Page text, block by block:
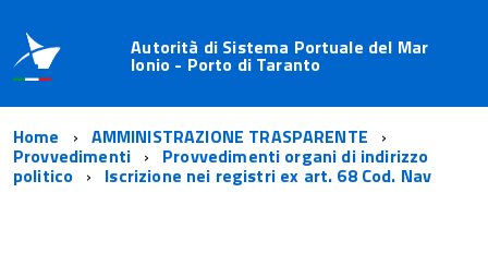
Autorità di Sistema Portuale del Mar
Ionio - Porto di Taranto
Home AMMINISTRAZIONE TRASPARENTE
Provvedimenti Provvedimenti organi di indirizzo
politico Iscrizione nei registri ex art. 68 Cod. Nav